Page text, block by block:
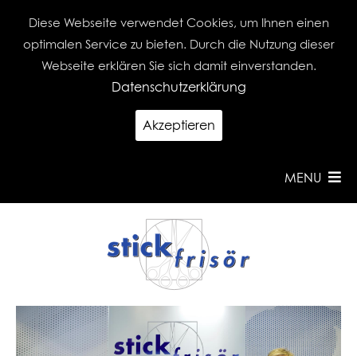
MENU
Diese Webseite verwendet Cookies, um Ihnen einen
optimalen Service zu bieten. Durch die Nutzung dieser
Webseite erklären Sie sich damit einverstanden.
Datenschutzerklärung
Akzeptieren